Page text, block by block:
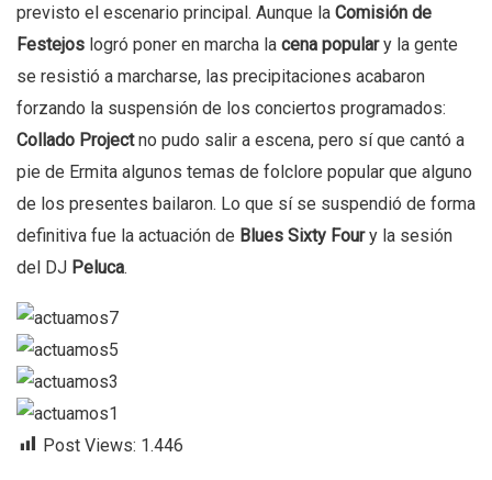
previsto el escenario principal. Aunque la Comisión de
Festejos logró poner en marcha la cena populary la gente
se resistió a marcharse, las precipitaciones acabaron
forzando la suspensión de los conciertos programados:
Collado Projectno pudo salir a escena, pero sí que cantó a
pie de Ermita algunos temas de folclore popular que alguno
de los presentes bailaron. Lo que sí se suspendió de forma
definitiva fue la actuación de Blues Sixty Foury la sesión
del DJ Peluca.
Post Views: 1.446